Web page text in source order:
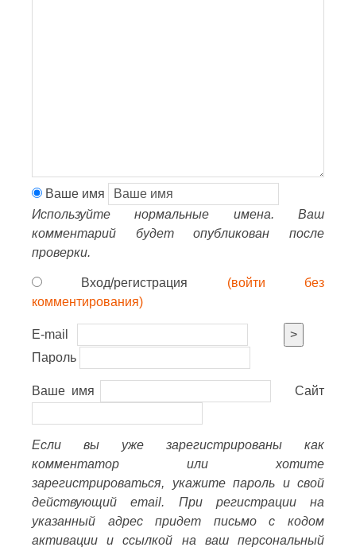
Ваше имя
Используйте нормальные имена. Ваш
комментарий будет опубликован после
проверки.
Вход/регистрация (войти без
комментирования)
E-mail
>
Пароль
Ваше имя Сайт
Если вы уже зарегистрированы как
комментатор или хотите
зарегистрироваться, укажите пароль и свой
действующий email. При регистрации на
указанный адрес придет письмо с кодом
активации и ссылкой на ваш персональный